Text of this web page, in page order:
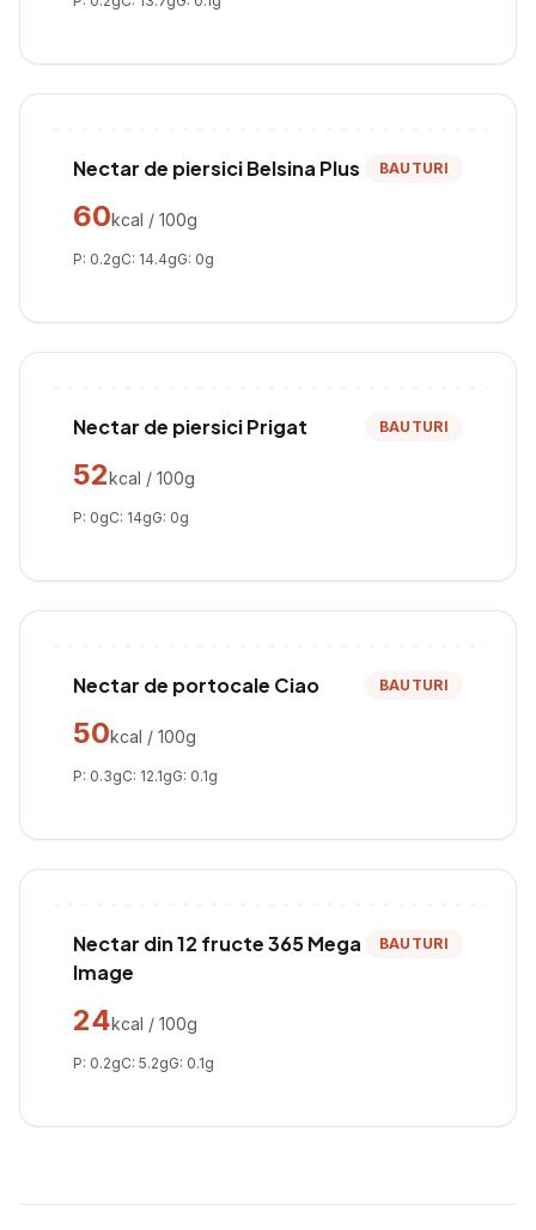
Nectar de piersici Belsina Plus BAUTURI
60kcal / 100g
P: 0.2gC: 14.4gG: 0g
Nectar de piersici Prigat BAUTURI
52kcal / 100g
P: 0gC: 14gG: 0g
Nectar de portocale Ciao BAUTURI
50kcal / 100g
P: 0.3gC: 12.1gG: 0.1g
Nectar din 12 fructe 365 Mega
Image
BAUTURI
24kcal / 100g
P: 0.2gC: 5.2gG: 0.1g